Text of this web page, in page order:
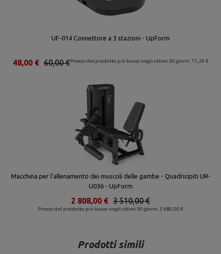
UF-014 Connettore a 3 stazioni - UpForm
Prezzo del prodotto più basso negli ultimi 30 giorni: 71,20 €
60,00 €
48,00 €
Macchina per l'allenamento dei muscoli delle gambe - Quadricipiti UR-
U036 - UpForm
Prezzo del prodotto più basso negli ultimi 30 giorni: 3 680,00 €
3 510,00 €
2 808,00 €
Prodotti simili